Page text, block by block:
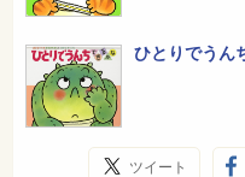
ひとりでうん
ツイート